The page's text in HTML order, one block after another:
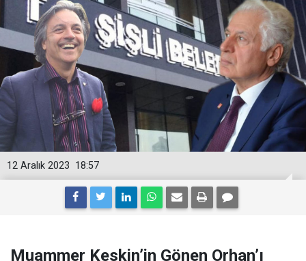
18:57
12 Aralık 2023
Muammer Keskin’in Gönen Orhan’ı